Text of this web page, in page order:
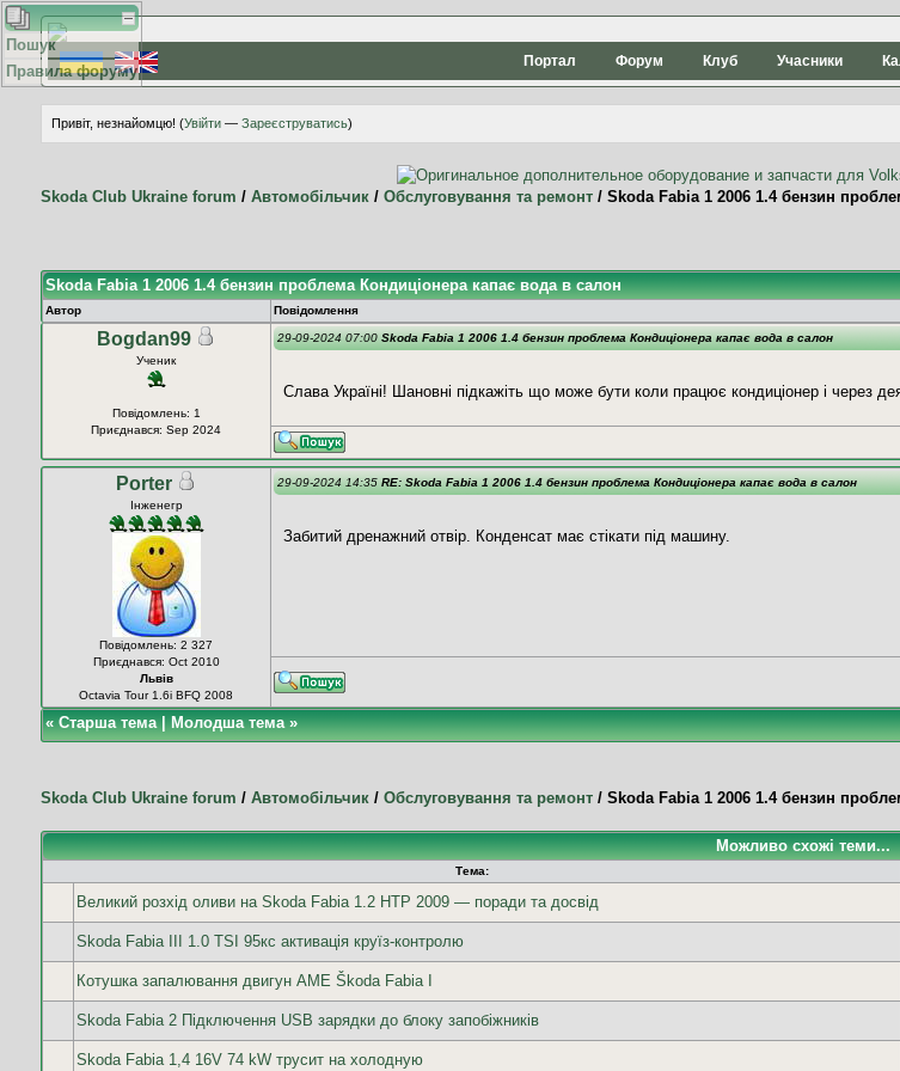
Портал Форум Клуб Учасники
Привіт, незнайомцю! (Увійти— Зареєструватись)
Skoda Club Ukraine forum / Автомобільчик/ Обслуговування та ремонт / Skoda Fabia 1 2006 1.4 бензин
Пошук
Правила форуму
Skoda Fabia 1 2006 1.4 бензин проблема Кондиціонера капає вода в салон
Автор Повідомлення
Bogdan99
Ученик
Повідомлень: 1
Приєднався: Sep 2024
29-09-2024 07:00 Skoda Fabia 1 2006 1.4 бензин проблема Кондиціонера капає вода в салон
Слава Україні! Шановні підкажіть що може бути коли працює кондиціонер і через
Porter
Інженегр
Повідомлень: 2 327
Приєднався: Oct 2010
Львів
Oсtavia Tour 1.6i BFQ 2008
29-09-2024 14:35 RE: Skoda Fabia 1 2006 1.4 бензин проблема Кондиціонера капає вода в салон
Забитий дренажний отвір. Конденсат має стікати під машину.
«Старша тема|Молодша тема»
Skoda Club Ukraine forum / Автомобільчик/ Обслуговування та ремонт / Skoda Fabia 1 2006 1.4 бензин
Можливо схожі теми...
Тема:
Великий розхід оливи на Skoda Fabia 1.2 HTP 2009 — поради та досвід
Skoda Fabia III 1.0 TSI 95кс активація круїз-контролю
Котушка запалювання двигун AME Škoda Fabia I
Skoda Fabia 2 Підключення USB зарядки до блоку запобіжників
Skoda Fabia 1,4 16V 74 kW трусит на холодную